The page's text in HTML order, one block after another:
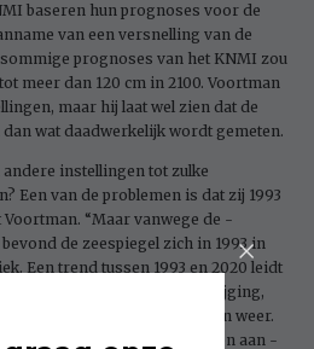
baseren hun prognoses voor de
van een versnelling van de
prognoses van het KNMI zou
meer dan 120 cm in 2100. Voortman
maar hij laat wel zien dat de
wat daadwerkelijk wordt gemeten.
andere instellingen tot zulke
Een van de problemen is dat zij 1993
Voortman. “Maar vanwege de
de zeespiegel zich in 1993 in
Een trend tussen 1993 en 2020 leidt
voor de zeespiegelstijging,
die de komende jaren weer.
versnelling toe te schrijven aan